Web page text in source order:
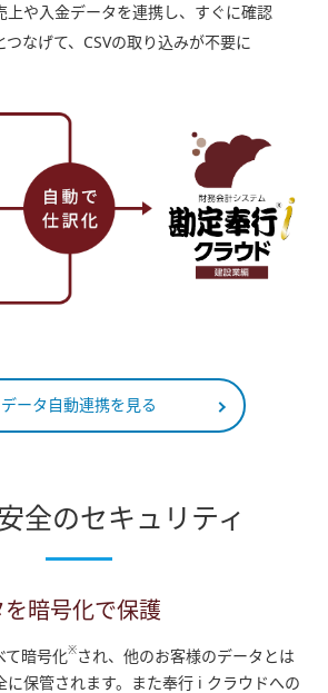
上や入金データを連携し、すぐに確認
なげて、CSVの取り込みが不要に
データ自動連携を見る
全のセキュリティ
を暗号化で保護
て暗号化※ され、他のお客様のデータとは
に保管されます。また奉行 i クラウドへの